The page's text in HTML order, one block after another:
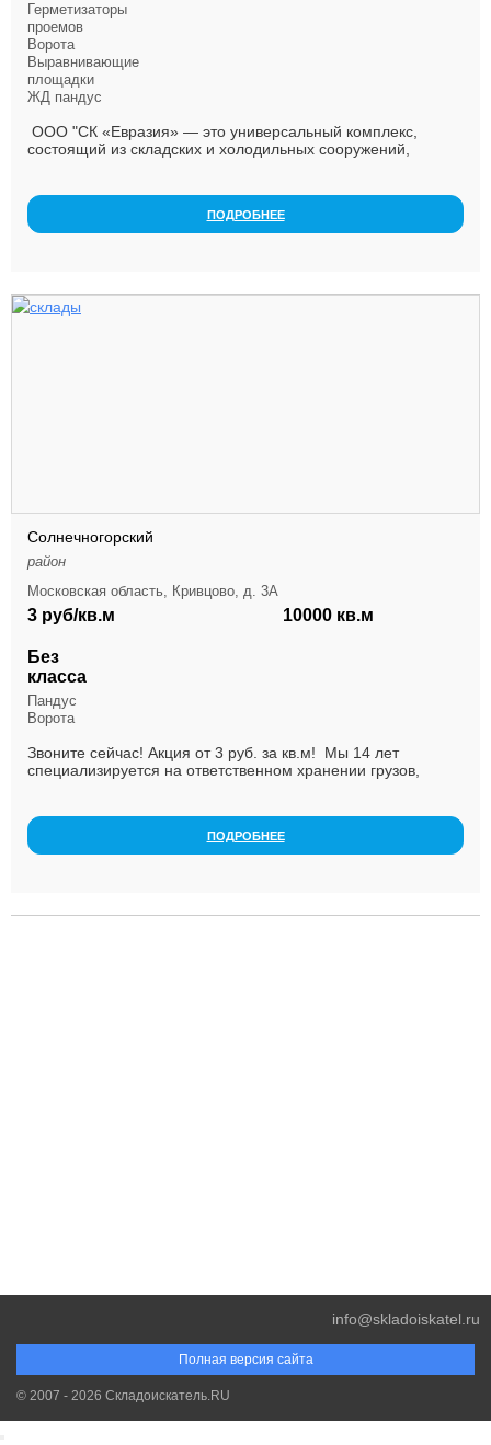
Герметизаторы
проемов
Ворота
Выравнивающие
площадки
ЖД пандус
ООО "СК «Евразия» — это универсальный комплекс,
состоящий из складских и холодильных сооружений,
ПОДРОБНЕЕ
Солнечногорский
район
Московская область, Кривцово, д. 3А
3 руб/кв.м 10000 кв.м
Без
класса
Пандус
Ворота
Звоните сейчас! Акция от 3 руб. за кв.м! Мы 14 лет
специализируется на ответственном хранении грузов,
ПОДРОБНЕЕ
Полная версия сайта
info@skladoiskatel.ru
© 2007 - 2026 Складоискатель.RU